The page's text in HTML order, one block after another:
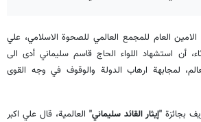
الامين العام للمجمع العالمي للصحوة الاسلامي، علي
أن استشهاد اللواء الحاج قاسم سليماني أدى الى
لمجابهة ارهاب الدولة والوقوف في وجه القوى
بجائزة "إيثار القائد سليماني" العالمية، قال علي اكبر